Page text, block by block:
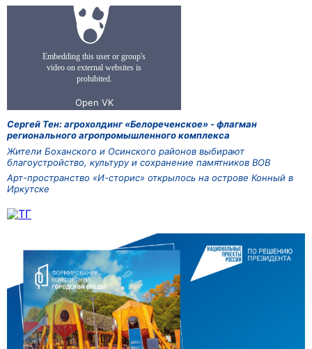
Сергей Тен: агрохолдинг «Белореченское» - флагман
регионального агропромышленного комплекса
Жители Боханского и Осинского районов выбирают
благоустройство, культуру и сохранение памятников ВОВ
Арт-пространство «И-сторис» открылось на острове Конный в
Иркутске